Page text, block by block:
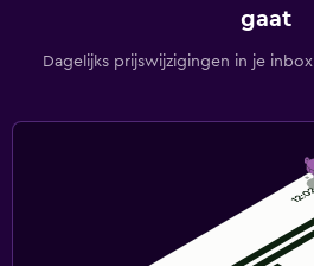
gaat
Dagelijks prijswijzigingen in je